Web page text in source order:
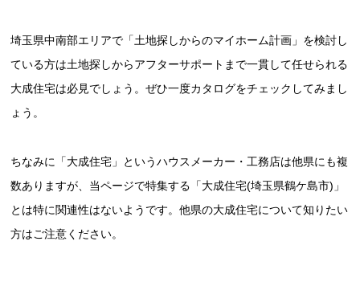
埼玉県中南部エリアで「土地探しからのマイホーム計画」を検討し
ている方は土地探しからアフターサポートまで一貫して任せられる
大成住宅は必見でしょう。ぜひ一度カタログをチェックしてみまし
ょう。
ちなみに「大成住宅」というハウスメーカー・工務店は他県にも複
数ありますが、当ページで特集する「大成住宅(埼玉県鶴ケ島市)」
とは特に関連性はないようです。他県の大成住宅について知りたい
方はご注意ください。